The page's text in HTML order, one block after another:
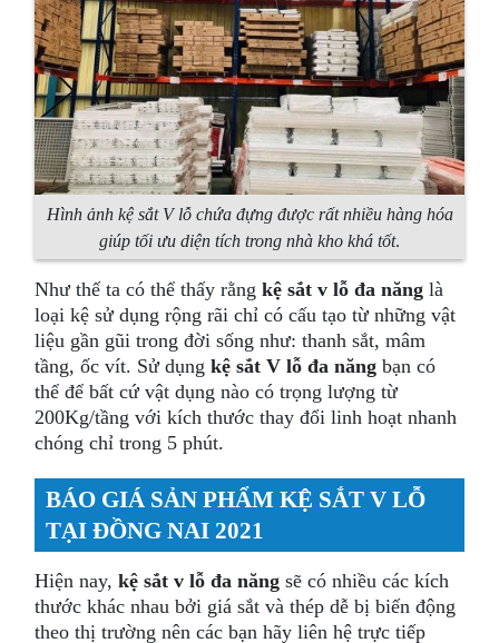
Hình ảnh kệ sắt V lỗ chứa đựng được rất nhiều hàng hóa
giúp tối ưu diện tích trong nhà kho khá tốt.
Như thế ta có thể thấy rằngkệ sắt v lỗ đa năng là
loại kệ sử dụng rộng rãi chỉ có cấu tạo từ những vật
liệu gần gũi trong đời sống như: thanh sắt, mâm
tầng, ốc vít. Sử dụngkệ sắt V lỗ đa năng bạn có
thể để bất cứ vật dụng nào có trọng lượng từ
200Kg/tầng với kích thước thay đổi linh hoạt nhanh
chóng chỉ trong 5 phút.
BÁO GIÁ SẢN PHẨM KỆ SẮT V LỖ
TẠI ĐỒNG NAI 2021
Hiện nay,kệ sắt v lỗ đa năng sẽ có nhiều các kích
thước khác nhau bởi giá sắt và thép dễ bị biến động
theo thị trường nên các bạn hãy liên hệ trực tiếp